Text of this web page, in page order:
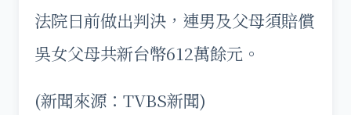
法院日前做出判決，連男及父母須賠償
吳女父母共新台幣612萬餘元。
(新聞來源：TVBS新聞)